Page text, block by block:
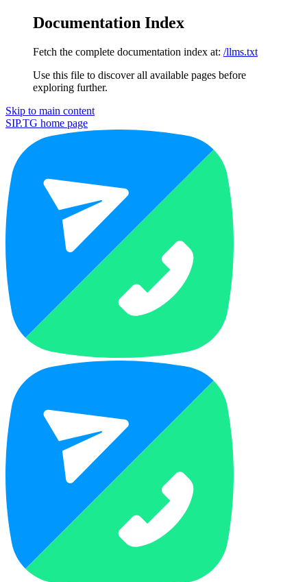
Documentation Index
Fetch the complete documentation index at: /llms.txt
Use this file to discover all available pages before
exploring further.
Skip to main content
SIP.TG home page